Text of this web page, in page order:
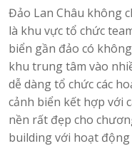
Đảo Lan Châu không
là khu vực tổ chức
biển gần đảo có
khu trung tâm vào
dễ dàng tổ chức các
cảnh biển kết hợp với
nền rất đẹp cho
building với hoạt động